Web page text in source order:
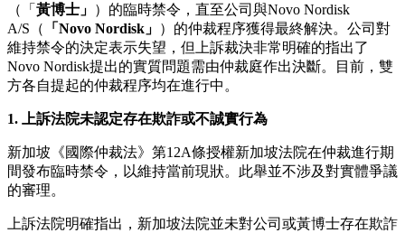
（「 黃博士」 ）的臨時禁令，直至公司與Novo Nordisk
A/S（
「Novo Nordisk」 ）的仲裁程序獲得最終解決。公司對
維持禁令的決定表示失望，但上訴裁決非常明確的指出了
Novo Nordisk提出的實質問題需由仲裁庭作出決斷。目前，雙
方各自提起的仲裁程序均在進行中。
1. 上訴法院未認定存在欺詐或不誠實行為
新加坡《國際仲裁法》第12A條授權新加坡法院在仲裁進行期
間發布臨時禁令，以維持當前現狀。此舉並不涉及對實體爭議
的審理。
上訴法院明確指出，新加坡法院並未對公司或黃博士存在欺詐